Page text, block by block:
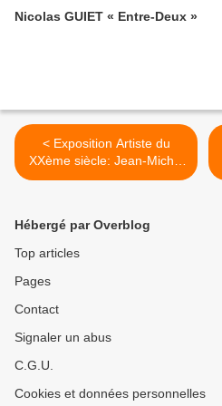
Nicolas GUIET « Entre-Deux »
< Exposition Artiste du
XXème siècle: Jean-Michel
ATLAN
Hébergé par Overblog
Top articles
Pages
Contact
Signaler un abus
C.G.U.
Cookies et données personnelles